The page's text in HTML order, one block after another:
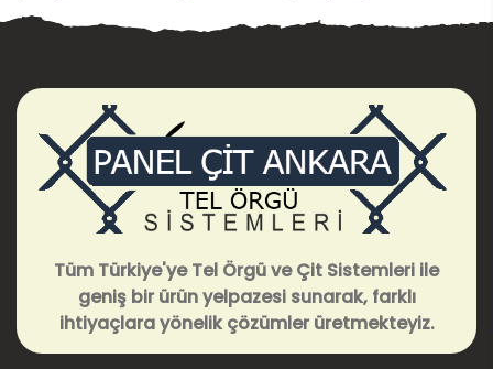
Tüm Türkiye'ye Tel Örgü ve Çit Sistemleri ile
geniş bir ürün yelpazesi sunarak, farklı
ihtiyaçlara yönelik çözümler üretmekteyiz.